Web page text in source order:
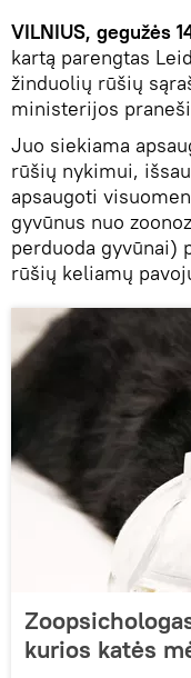
VILNIUS, gegužės
kartą parengtas
žinduolių rūšių
ministerijos
Juo siekiama
rūšių nykimui,
apsaugoti
gyvūnus nuo
perduoda gyvūnai)
rūšių keliamų
kurios katės